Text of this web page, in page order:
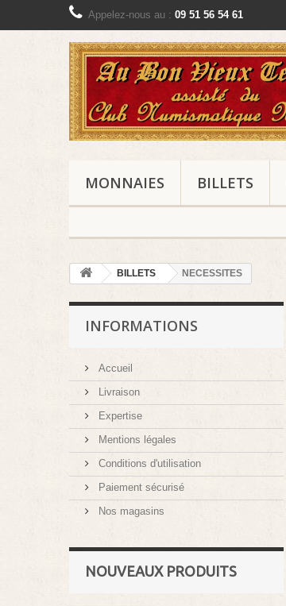
Appelez-nous au : 09 51 56 54 61
MONNAIES BILLETS
BILLETS NECESSITES
INFORMATIONS
Accueil
Livraison
Expertise
Mentions légales
Conditions d'utilisation
Paiement sécurisé
Nos magasins
NOUVEAUX PRODUITS